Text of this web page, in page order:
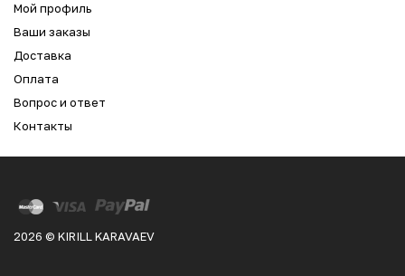
Мой профиль
Ваши заказы
Доставка
Оплата
Вопрос и ответ
Контакты
2026 © KIRILL KARAVAEV